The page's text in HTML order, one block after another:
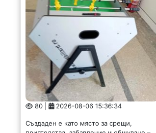
80 | 2026-08-06 15:36:34
Създаден е като място за срещи,